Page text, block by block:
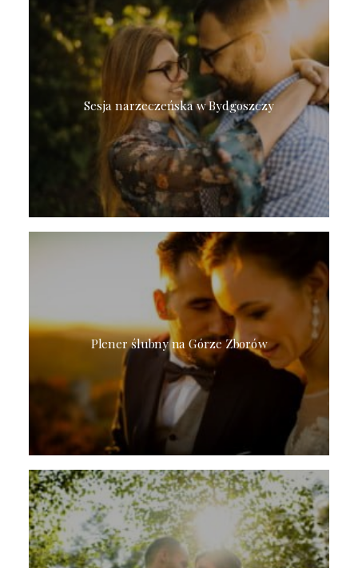
Sesja narzeczeńska w Bydgoszczy
Plener ślubny na Górze Zborów